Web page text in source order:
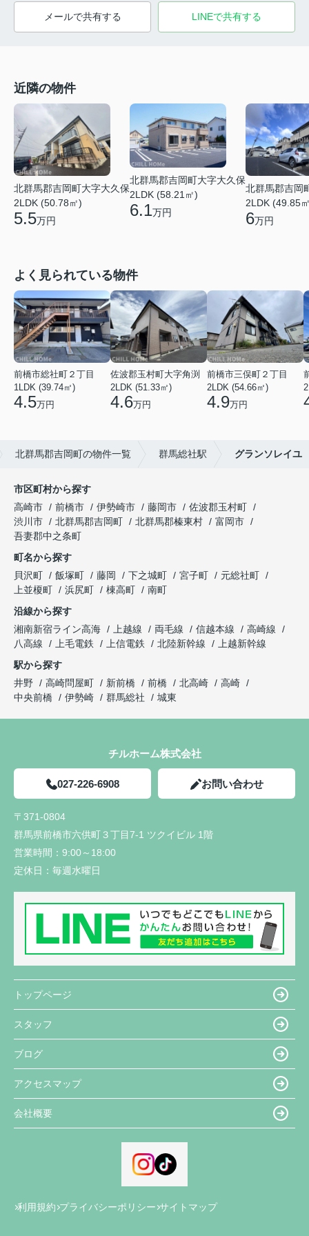
メールで共有する LINEで共有する
近隣の物件
北群馬郡吉岡町大字大久保
2LDK (50.78㎡)
5.5万円
北群馬郡吉岡町大字大久保
2LDK (58.21㎡)
6.1万円
北群馬郡吉岡
2LDK (49.85
6万円
よく見られている物件
前橋市総社町２丁目
1LDK (39.74㎡)
4.5万円
佐波郡玉村町大字角渕
2LDK (51.33㎡)
4.6万円
前橋市三俣町２丁目
2LDK (54.66㎡)
4.9万円
北群馬郡吉岡町の物件一覧 群馬総社駅 グランソレイユ
市区町村から探す
高崎市
前橋市 伊勢崎市 藤岡市
佐波郡玉村町
渋川市
北群馬郡吉岡町 北群馬郡榛東村
富岡市
吾妻郡中之条町
町名から探す
貝沢町
飯塚町 藤岡 下之城町 宮子町
元総社町
上並榎町
浜尻町 棟高町
南町
沿線から探す
湘南新宿ライン高海
上越線 両毛線 信越本線
高崎線
八高線
上毛電鉄 上信電鉄 北陸新幹線
上越新幹線
駅から探す
井野
高崎問屋町 新前橋 前橋 北高崎
高崎
中央前橋
伊勢崎 群馬総社 城東
チルホーム株式会社
027-226-6908 お問い合わせ
〒371-0804
群馬県前橋市六供町３丁目7-1 ツクイビル 1階
営業時間： 9:00～18:00
定休日： 毎週水曜日
トップページ
スタッフ
ブログ
アクセスマップ
会社概要
利用規約 プライバシーポリシー サイトマップ